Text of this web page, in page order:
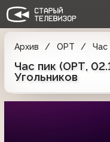
Архив ОРТ Час
Час пик (ОРТ,
Угольников